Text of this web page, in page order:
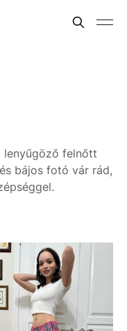
lenyűgöző felnőtt
bájos fotó vár rád,